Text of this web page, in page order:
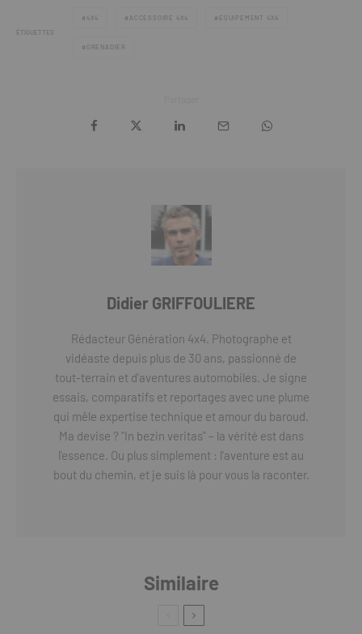
ÉTIQUETTES
4X4 ACCESSOIRE 4X4 EQUIPEMENT 4X4
GRENADIER
Didier GRIFFOULIERE
Rédacteur Génération 4x4. Photographe et
vidéaste depuis plus de 30 ans, passionné de
tout-terrain et d'aventures automobiles. Je signe
essais, comparatifs et reportages avec une plume
qui mêle expertise technique et amour du baroud.
Ma devise ? "In bezin veritas" – la vérité est dans
l'essence. Ou plus simplement : l'aventure est au
bout du chemin, et je suis là pour vous la raconter.
Similaire